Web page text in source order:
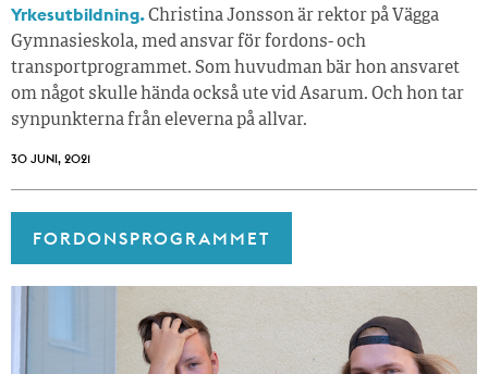
Yrkesutbildning.Christina Jonsson är rektor på Vägga
Gymnasieskola, med ansvar för fordons- och
transportprogrammet. Som huvudman bär hon ansvaret
om något skulle hända också ute vid Asarum. Och hon tar
synpunkterna från eleverna på allvar.
30 JUNI, 2021
FORDONSPROGRAMMET